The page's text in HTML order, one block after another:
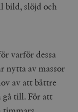
bild, slöjd och
varför dessa
nytta av massor
av att bättre
till. För att